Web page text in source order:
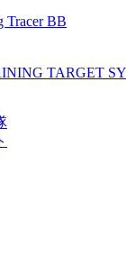
Tracer BB
TARGET